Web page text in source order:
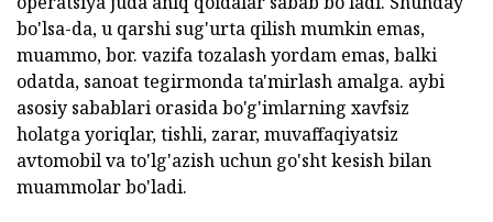
bo'lsa-da, u qarshi sug'urta qilish mumkin emas,
muammo, bor. vazifa tozalash yordam emas, balki
odatda, sanoat tegirmonda ta'mirlash amalga. aybi
asosiy sabablari orasida bo'g'imlarning xavfsiz
holatga yoriqlar, tishli, zarar, muvaffaqiyatsiz
avtomobil va to'lg'azish uchun go'sht kesish bilan
muammolar bo'ladi.